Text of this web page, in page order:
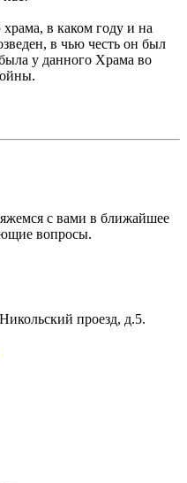
в каком году и на
в чью честь он был
у данного Храма во
с вами в ближайшее
вопросы.
проезд, д.5.